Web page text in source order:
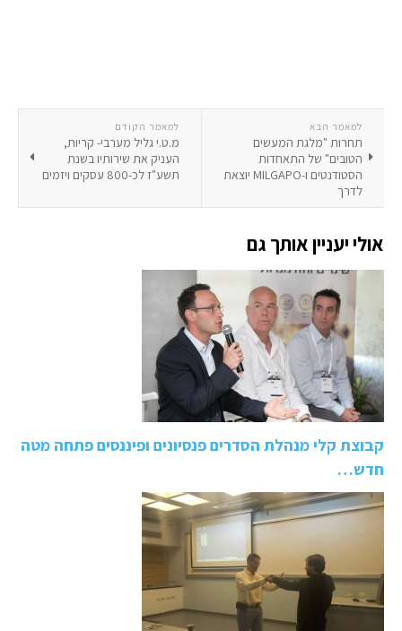
למאמר הקודם
מ.ט.י גליל מערבי- קריות,
העניק את שירותיו בשנת
תשע"ז לכ-800 עסקים ויזמים
למאמר הבא
תחרות "מלגת המעשים
הטובים" של התאחדות
הסטודנטים ו-MILGAPO יוצאת
לדרך
אולי יעניין אותך גם
קבוצת קלי מנהלת הסדרים פנסיונים ופיננסים פתחה מטה
חדש…